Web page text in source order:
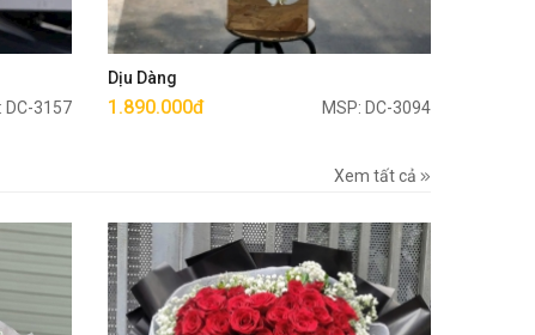
DC-3157
Dịu Dàng
1.890.000đ MSP: DC-3094
Mua ngay
Xem tất cả